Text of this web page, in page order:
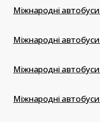
Міжнародні
Міжнародні
Міжнародні автобуси
Міжнародні